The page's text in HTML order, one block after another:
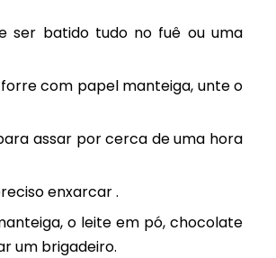
ser batido tudo no fuê ou uma
com papel manteiga, unte o
assar por cerca de uma hora
enxarcar .
o leite em pó, chocolate
um brigadeiro.